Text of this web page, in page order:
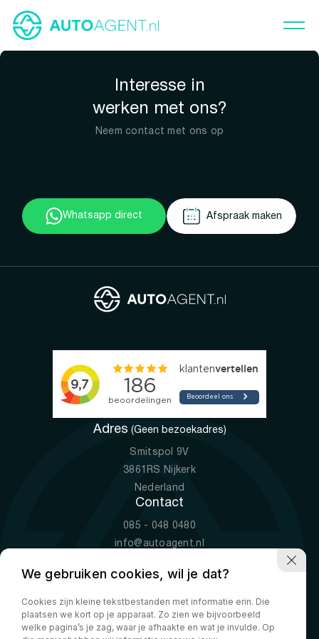
Interesse in
werken met ons?
Neem contact met ons op
Whatsapp direct Afspraak maken
Adres (Geen bezoekadres)
Smitspol 9V
3861RS Nijkerk
Nederland
Contact
085 - 048 0480
info@autoagent.nl
Openingstijden
Ma-Vr
09:00 - 19:00
Za
10:00 - 17:00
We gebruiken cookies, wil je dat?
Cookies zijn kleine tekstbestanden met informatie erin. Die
plaatsen we kort op je apparaat. Zo zien we bijvoorbeeld
welke pagina’s je zag, waar je afhaakte en wat je invulde. Op